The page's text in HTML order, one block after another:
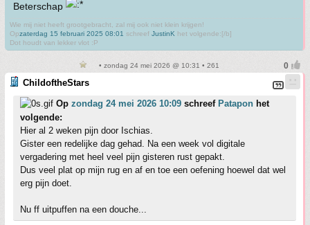
Beterschap
Wie mij niet heeft grootgebracht, zal mij ook niet klein krijgen!
Opzaterdag 15 februari 2025 08:01 schreef JustinK het volgende:[/b]
Dot houdt van lekker vlot :P
• zondag 24 mei 2026 @ 10:31 • 261
ChildoftheStars
Op zondag 24 mei 2026 10:09 schreef Patapon het
volgende:
Hier al 2 weken pijn door Ischias.
Gister een redelijke dag gehad. Na een week vol digitale
vergadering met heel veel pijn gisteren rust gepakt.
Dus veel plat op mijn rug en af en toe een oefening hoewel dat wel
erg pijn doet.
Nu ff uitpuffen na een douche...